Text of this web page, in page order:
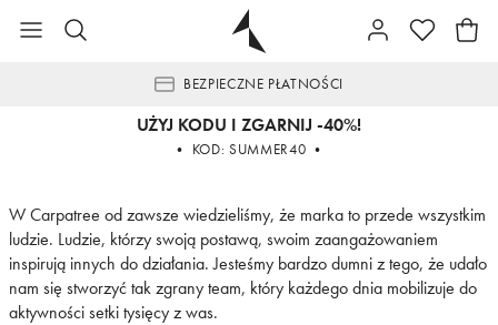
BEZPIECZNE PŁATNOŚCI
UŻYJ KODU I ZGARNIJ -40%!
• KOD: SUMMER40 •
W Carpatree od zawsze wiedzieliśmy, że marka to przede wszystkim
ludzie. Ludzie, którzy swoją postawą, swoim zaangażowaniem
inspirują innych do działania. Jesteśmy bardzo dumni z tego, że udało
nam się stworzyć tak zgrany team, który każdego dnia mobilizuje do
aktywności setki tysięcy z was.